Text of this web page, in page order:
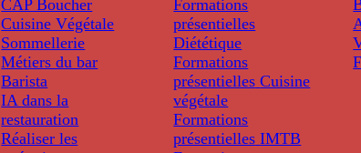
CAP Boucher
Cuisine Végétale
Sommellerie
Métiers du bar
Barista
IA dans la
restauration
Réaliser les
Formations
présentielles
Diététique
Formations
présentielles Cuisine
végétale
Formations
présentielles IMTB